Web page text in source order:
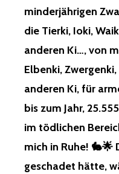
minderjährigen
die Tierki, Ioki,
anderen Ki…, von
Elbenki,
anderen Ki, für
bis zum Jahr,
im tödlichen
mich in Ruhe! 🐇🌟
geschadet hätte,